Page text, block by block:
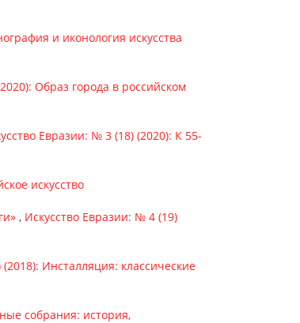
и иконология искусства
Образ города в российском
Евразии: № 3 (18) (2020): К 55-
искусство
, Искусство Евразии: № 4 (19)
Инсталляция: классические
собрания: история,